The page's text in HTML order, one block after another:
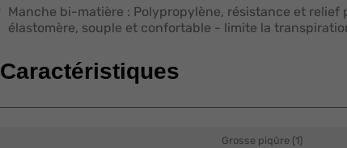
Manche bi-matière : Polypropylène, résistance et
élastomère, souple et confortable - limite la
Caractéristiques
Grosse piqûre (1)